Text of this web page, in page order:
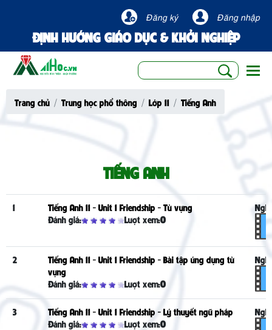
Đăng ký Đăng nhập
ĐỊNH HƯỚNG GIÁO DỤC & KHỞI NGHIỆP
Trang chủ Trung học phổ thông Lớp 11 Tiếng Anh
TIẾNG ANH
1
Tiếng Anh 11 - Unit 1 Friendship - Từ vựng
Đánh giá:
Lượt xem:0
2
Tiếng Anh 11 - Unit 1 Friendship - Bài tập ứng dụng từ
vựng
Đánh giá:
Lượt xem:0
3
Tiếng Anh 11 - Unit 1 Friendship - Lý thuyết ngữ pháp
Đánh giá:
Lượt xem:0